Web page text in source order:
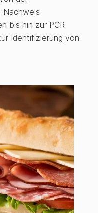
Nachweis
bis hin zur PCR
Identifizierung von